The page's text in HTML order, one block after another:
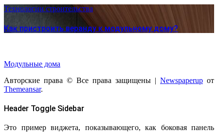
Технологии строительства
Как пристроить веранду к модульному дому?
Модульные дома
Авторские права © Все права защищены | Newspaperup от
Themeansar.
Header Toggle Sidebar
Это пример виджета, показывающего, как боковая панель